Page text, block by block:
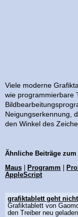
Viele moderne
wie programmierbare
Neigungserkennung,
den Winkel des
Ähnliche Beiträge
Maus
Programm
AppleScript
grafiktablett geht
Grafiktablett von
den Treiber neu